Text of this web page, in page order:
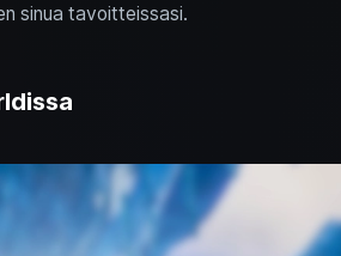
sinua tavoitteissasi.